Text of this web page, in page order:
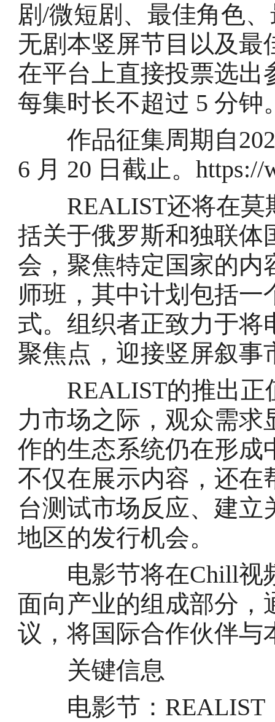
剧/微短剧、最佳角色
无剧本竖屏节目以及
在平台上直接投票选出
每集时长不超过 5 分钟
作品征集周期自
6 月 20 日截止。https://
REALIST还将在莫
括关于俄罗斯和独联体
会，聚焦特定国家的内
师班，其中计划包括
式。组织者正致力于将
聚焦点，迎接竖屏叙事
REALIST的推出正
力市场之际，观众需
作的生态系统仍在形成
不仅在展示内容，还在
台测试市场反应、建
地区的发行机会。
电影节将在Chill视
面向产业的组成部分，
议，将国际合作伙伴与
关键信息
电影节：REALIST